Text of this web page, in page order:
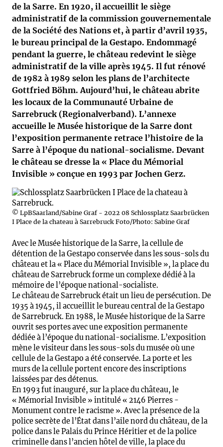
de la Sarre. En 1920, il accueillit le siège
administratif de la commission gouvernementale
de la Société des Nations et, à partir d’avril 1935,
le bureau principal de la Gestapo. Endommagé
pendant la guerre, le château redevint le siège
administratif de la ville après 1945. Il fut rénové
de 1982 à 1989 selon les plans de l’architecte
Gottfried Böhm. Aujourd’hui, le château abrite
les locaux de la Communauté Urbaine de
Sarrebruck (Regionalverband). L’annexe
accueille le Musée historique de la Sarre dont
l’exposition permanente retrace l’histoire de la
Sarre à l’époque du national-socialisme. Devant
le château se dresse la « Place du Mémorial
Invisible » conçue en 1993 par Jochen Gerz.
© LpBSaarland/Sabine Graf - 2022 08 Schlossplatz Saarbrücken
I Place de la chateau à Sarrebruck Foto/Photo: Sabine Graf
Avec le Musée historique de la Sarre, la cellule de
détention de la Gestapo conservée dans les sous-sols du
château et la « Place du Mémorial Invisible », la place du
château de Sarrebruck forme un complexe dédié à la
mémoire de l’époque national-socialiste.
Le château de Sarrebruck était un lieu de persécution. De
1935 à 1945, il accueillit le bureau central de la Gestapo
de Sarrebruck. En 1988, le Musée historique de la Sarre
ouvrit ses portes avec une exposition permanente
dédiée à l’époque du national-socialisme. L’exposition
mène le visiteur dans les sous-sols du musée où une
cellule de la Gestapo a été conservée. La porte et les
murs de la cellule portent encore des inscriptions
laissées par des détenus.
En 1993 fut inauguré, sur la place du château, le
« Mémorial Invisible » intitulé « 2146 Pierres -
Monument contre le racisme ». Avec la présence de la
police secrète de l’État dans l’aile nord du château, de la
police dans le Palais du Prince Héritier et de la police
criminelle dans l’ancien hôtel de ville, la place du